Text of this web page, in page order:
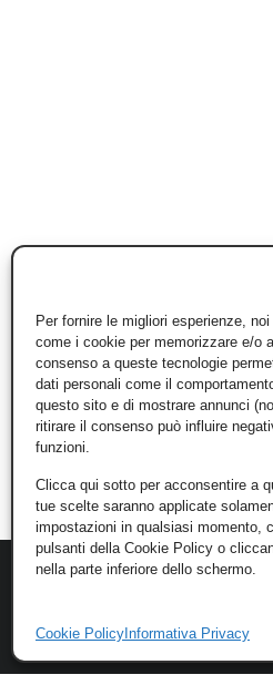
Per fornire le migliori esperienze,
come i cookie per memorizzare e/o
consenso a queste tecnologie
dati personali come il
questo sito e di mostrare annunci
ritirare il consenso può influire
funzioni.
Clicca qui sotto per acconsentire a
tue scelte saranno applicate
impostazioni in qualsiasi momento,
pulsanti della Cookie Policy o
nella parte inferiore dello schermo.
Cookie Policy Informativa Privacy